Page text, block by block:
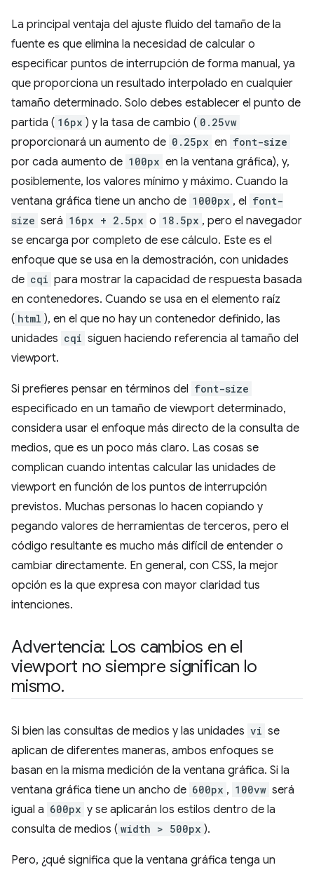
La principal ventaja del ajuste fluido del tamaño de la
fuente es que elimina la necesidad de calcular o
especificar puntos de interrupción de forma manual, ya
que proporciona un resultado interpolado en cualquier
tamaño determinado. Solo debes establecer el punto de
partida ( 16px ) y la tasa de cambio ( 0.25vw
proporcionará un aumento de 0.25px en font-size
por cada aumento de 100px en la ventana gráfica), y,
posiblemente, los valores mínimo y máximo. Cuando la
ventana gráfica tiene un ancho de 1000px , el font-
size será 16px + 2.5px o 18.5px , pero el navegador
se encarga por completo de ese cálculo. Este es el
enfoque que se usa en la demostración, con unidades
de cqi para mostrar la capacidad de respuesta basada
en contenedores. Cuando se usa en el elemento raíz
( html ), en el que no hay un contenedor definido, las
unidades cqi siguen haciendo referencia al tamaño del
viewport.
Si prefieres pensar en términos del font-size
especificado en un tamaño de viewport determinado,
considera usar el enfoque más directo de la consulta de
medios, que es un poco más claro. Las cosas se
complican cuando intentas calcular las unidades de
viewport en función de los puntos de interrupción
previstos. Muchas personas lo hacen copiando y
pegando valores de herramientas de terceros, pero el
código resultante es mucho más difícil de entender o
cambiar directamente. En general, con CSS, la mejor
opción es la que expresa con mayor claridad tus
intenciones.
Advertencia: Los cambios en el
viewport no siempre significan lo
mismo.
Si bien las consultas de medios y las unidades vi se
aplican de diferentes maneras, ambos enfoques se
basan en la misma medición de la ventana gráfica. Si la
ventana gráfica tiene un ancho de 600px , 100vw será
igual a 600px y se aplicarán los estilos dentro de la
consulta de medios ( width > 500px ).
Pero, ¿qué significa que la ventana gráfica tenga un